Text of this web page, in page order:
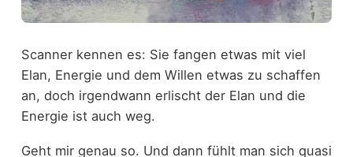
Scanner kennen es: Sie fangen etwas mit viel
Elan, Energie und dem Willen etwas zu schaffen
an, doch irgendwann erlischt der Elan und die
Energie ist auch weg.
Geht mir genau so. Und dann fühlt man sich quasi